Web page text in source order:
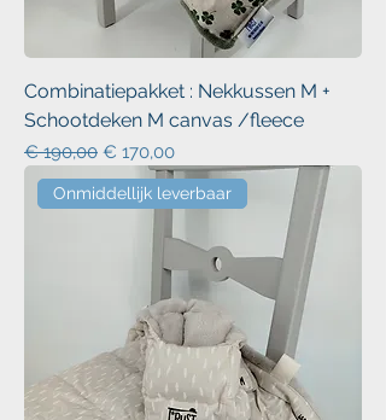
Combinatiepakket : Nekkussen M +
Schootdeken M canvas /fleece
Normale prijs
€ 190,00 Verkoopprijs
€ 170,00
Onmiddellijk leverbaar